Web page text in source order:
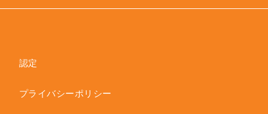
認定
プライバシーポリシー